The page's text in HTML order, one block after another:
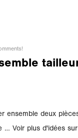
ensemble deux
… Voir plus d'idées